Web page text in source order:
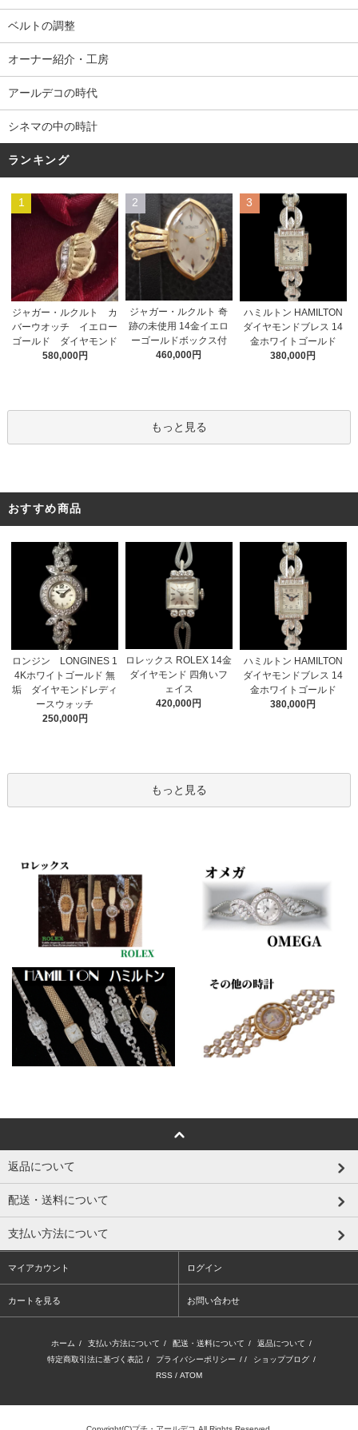
ベルトの調整
オーナー紹介・工房
アールデコの時代
シネマの中の時計
ランキング
1
ジャガー・ルクルト カ
バーウオッチ イエロー
ゴールド ダイヤモンド
580,000円
2
ジャガー・ルクルト 奇
跡の未使用 14金イエロ
ーゴールドボックス付
460,000円
3
ハミルトン HAMILTON
ダイヤモンドブレス 14
金ホワイトゴールド
380,000円
もっと見る
おすすめ商品
ロンジン LONGINES 1
4Kホワイトゴールド 無
垢 ダイヤモンドレディ
ースウォッチ
250,000円
ロレックス ROLEX 14金
ダイヤモンド 四角いフ
ェイス
420,000円
ハミルトン HAMILTON
ダイヤモンドブレス 14
金ホワイトゴールド
380,000円
もっと見る
返品について
配送・送料について
支払い方法について
マイアカウント ログイン
カートを見る お問い合わせ
ホーム / 支払い方法について / 配送・送料について / 返品について /
特定商取引法に基づく表記 / プライバシーポリシー / / ショップブログ /
RSS / ATOM